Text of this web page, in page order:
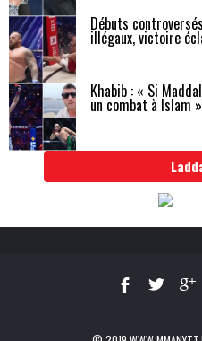
Débuts
illégaux, victoire
Khabib : « Si
un combat à Islam »